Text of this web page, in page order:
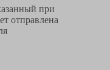
при
отправлена